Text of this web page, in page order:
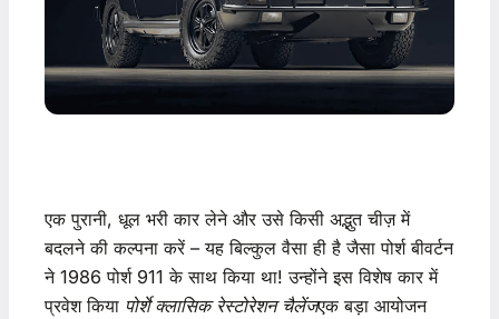
एक पुरानी, ​​​​धूल भरी कार लेने और उसे किसी अद्भुत चीज़ में
बदलने की कल्पना करें – यह बिल्कुल वैसा ही है जैसा पोर्श बीवर्टन
ने 1986 पोर्श 911 के साथ किया था! उन्होंने इस विशेष कार में
प्रवेश किया पोर्शे क्लासिक रेस्टोरेशन चैलेंजएक बड़ा आयोजन